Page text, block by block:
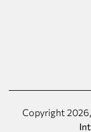
Copyright